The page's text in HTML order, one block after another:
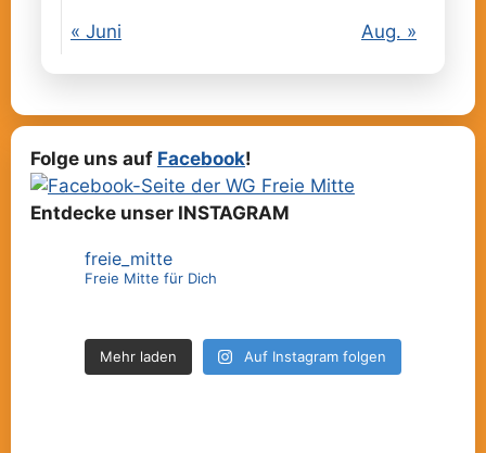
« Juni Aug. »
Folge uns auf Facebook!
Entdecke unser INSTAGRAM
freie_mitte
Freie Mitte für Dich
Mehr laden Auf Instagram folgen